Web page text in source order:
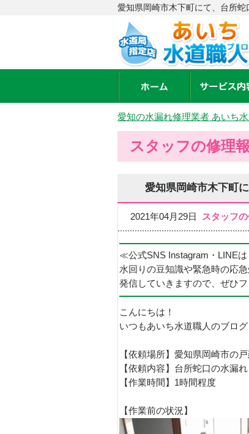
愛知県岡崎市木下町にて、台所
愛知の水漏れ修理業者 あいち
スタッフの修理
愛知県岡崎市木下町
2021年04月29日 スタッフ
≪公式SNS Instagram・LINE
水回りの豆知識や緊急時の応
発信していきますので、ぜひ
こんにちは！
いつもあいち水道職人のブロ
【依頼場所】愛知県岡崎市の
【依頼内容】台所蛇口の水漏
【作業時間】1時間程度
【作業前の状況】